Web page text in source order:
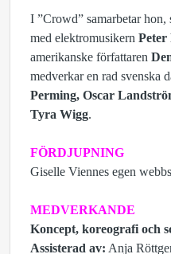
I ”Crowd” samarbetar hon,
med elektromusikern Peter
amerikanske författaren
medverkar en rad svenska
Perming, Oscar
Tyra Wigg.
FÖRDJUPNING
Giselle Viennes egen
MEDVERKANDE
Koncept, koreografi och
Assisterad av: Anja